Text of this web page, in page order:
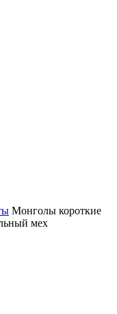
Монголы короткие
мех